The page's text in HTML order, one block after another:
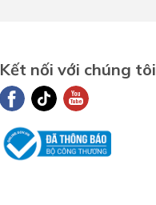
Kết nối với chúng tôi